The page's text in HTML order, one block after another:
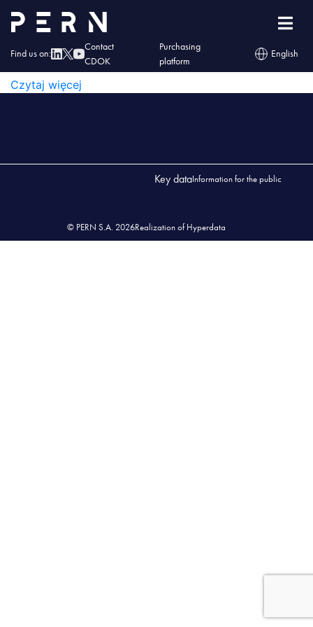
Find us on:
Contact
CDOK
Purchasing
platform
English
Wykaz_przedsiębiorstw_11_2023
WYKAZ_PRZEDSIĘBIORSTW_11_2023
WYKAZ_PRZEDSIĘBIORSTW_11_2023
Czytaj więcej
Key dataInformation for the public
© PERN S.A. 2026Realization of Hyperdata